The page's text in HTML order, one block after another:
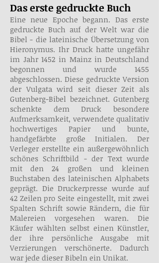
Das erste gedruckte Buch
Eine neue Epoche begann. Das erste
gedruckte Buch auf der Welt war die
Bibel - die lateinische Übersetzung von
Hieronymus. Ihr Druck hatte ungefähr
im Jahr 1452 in Mainz in Deutschland
begonnen und wurde 1455
abgeschlossen. Diese gedruckte Version
der Vulgata wird seit dieser Zeit als
Gutenberg-Bibel bezeichnet. Gutenberg
schenkte dem Druck besondere
Aufmerksamkeit, verwendete qualitativ
hochwertiges Papier und bunte,
handgefärbte große Initialen. Der
Verleger erstellte ein außergewöhnlich
schönes Schriftbild - der Text wurde
mit den 24 großen und kleinen
Buchstaben des lateinischen Alphabets
geprägt. Die Druckerpresse wurde auf
42 Zeilen pro Seite eingestellt, mit zwei
Spalten Schrift sowie Rändern, die für
Malereien vorgesehen waren. Die
Käufer wählten selbst einen Künstler,
der ihre persönliche Ausgabe mit
Verzierungen verschönerte. Dadurch
war jede dieser Bibeln ein Unikat.